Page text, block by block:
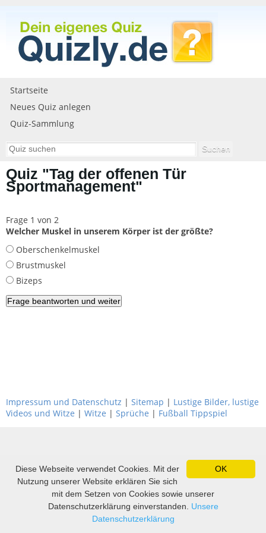
Startseite
Neues Quiz anlegen
Quiz-Sammlung
Quiz "Tag der offenen Tür
Sportmanagement"
Frage 1 von 2
Welcher Muskel in unserem Körper ist der größte?
Oberschenkelmuskel
Brustmuskel
Bizeps
Impressum und Datenschutz | Sitemap | Lustige Bilder, lustige
Videos und Witze | Witze | Sprüche | Fußball Tippspiel
OK
Diese Webseite verwendet Cookies. Mit der
Nutzung unserer Website erklären Sie sich
mit dem Setzen von Cookies sowie unserer
Datenschutzerklärung einverstanden. Unsere
Datenschutzerklärung